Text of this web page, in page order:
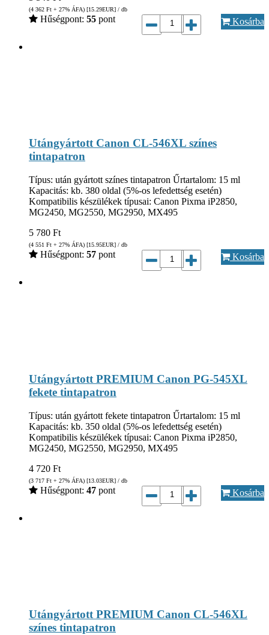
(4 362 Ft + 27% ÁFA) [15.29EUR] / db
Hűségpont: 55 pont Kosárba
Utángyártott Canon CL-546XL színes
tintapatron
Típus: után gyártott színes tintapatron Űrtartalom: 15 ml
Kapacitás: kb. 380 oldal (5%-os lefedettség esetén)
Kompatibilis készülékek típusai: Canon Pixma iP2850,
MG2450, MG2550, MG2950, MX495
5 780 Ft
(4 551 Ft + 27% ÁFA) [15.95EUR] / db
Hűségpont: 57 pont Kosárba
Utángyártott PREMIUM Canon PG-545XL
fekete tintapatron
Típus: után gyártott fekete tintapatron Űrtartalom: 15 ml
Kapacitás: kb. 350 oldal (5%-os lefedettség esetén)
Kompatibilis készülékek típusai: Canon Pixma iP2850,
MG2450, MG2550, MG2950, MX495
4 720 Ft
(3 717 Ft + 27% ÁFA) [13.03EUR] / db
Hűségpont: 47 pont Kosárba
Utángyártott PREMIUM Canon CL-546XL
színes tintapatron